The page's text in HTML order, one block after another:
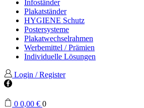
Infoständer
Plakatständer
HYGIENE Schutz
Postersysteme
Plakatwechselrahmen
Werbemittel / Prämien
Individuelle Lösungen
Login / Register
Facebook
0 0,00 € 0